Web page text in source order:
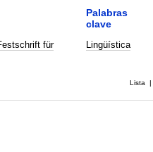
Palabras
clave
für
Lingüística
Lista |